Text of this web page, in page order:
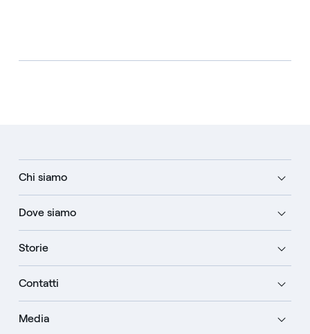
Chi siamo
Dove siamo
Storie
Contatti
Media